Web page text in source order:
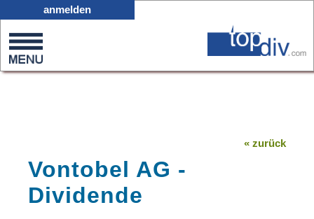
0
on
anmelden
« zurück
Vontobel AG -
Dividende